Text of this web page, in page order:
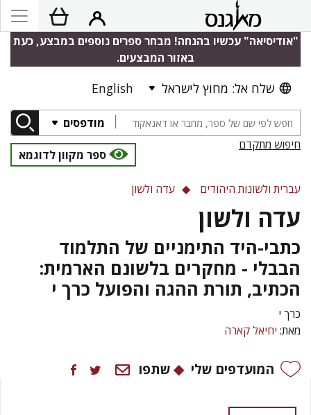
"אודיסיאה" עכשיו בהנחה! מבחר ספרים נוספים במבצע, כעת
באזור המבצעים.
שלח אל: מחוץ לישראל English
מודפסים
חיפוש מתקדם
ספר מקוון לדוגמא
עברית ולשונות היהודים עדה ולשון
עדה ולשון
כתבי-היד התימניים של התלמוד
הבבלי - מחקרים בלשונם הארמית:
הכתיב, תורת ההגה והפועל כרך י
כרך י
מאת: יחיאל קארה
המועדפים שלי שתפו